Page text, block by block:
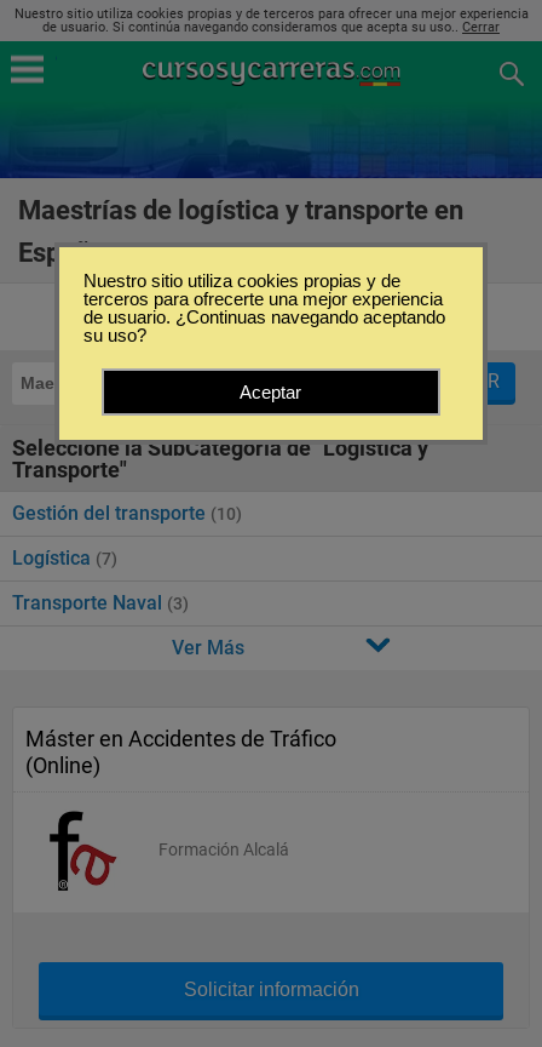
Nuestro sitio utiliza cookies propias y de terceros para ofrecer una mejor experiencia
de usuario. Si continúa navegando consideramos que acepta su uso.. Cerrar
Maestrías de logística y transporte en
España
Maestrías Logística y Transporte FILTRAR
Seleccione la SubCategoría de "Logística y
Transporte"
Gestión del transporte (10)
Logística (7)
Transporte Naval (3)
Ver Más
Máster en Accidentes de Tráfico
(Online)
Formación Alcalá
Solicitar información
Nuestro sitio utiliza cookies propias y de
terceros para ofrecerte una mejor experiencia
de usuario. ¿Continuas navegando aceptando
su uso?
Aceptar